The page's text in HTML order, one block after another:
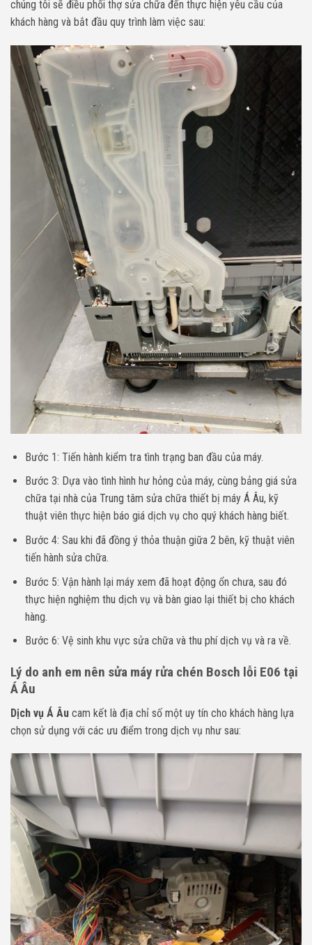
chúng tôi sẽ điều phối thợ sửa chữa đến thực hiện yêu cầu của
khách hàng và bắt đầu quy trình làm việc sau:
Bước 1: Tiến hành kiểm tra tình trạng ban đầu của máy.
Bước 3: Dựa vào tình hình hư hỏng của máy, cùng bảng giá sửa
chữa tại nhà của Trung tâm sửa chữa thiết bị máy Á Âu, kỹ
thuật viên thực hiện báo giá dịch vụ cho quý khách hàng biết.
Bước 4: Sau khi đã đồng ý thỏa thuận giữa 2 bên, kỹ thuật viên
tiến hành sửa chữa.
Bước 5: Vận hành lại máy xem đã hoạt động ổn chưa, sau đó
thực hiện nghiệm thu dịch vụ và bàn giao lại thiết bị cho khách
hàng.
Bước 6: Vệ sinh khu vực sửa chữa và thu phí dịch vụ và ra về.
Lý do anh em nên sửa máy rửa chén Bosch lỗi E06 tại
Á Âu
Dịch vụ Á Âu cam kết là địa chỉ số một uy tín cho khách hàng lựa
chọn sử dụng với các ưu điểm trong dịch vụ như sau: